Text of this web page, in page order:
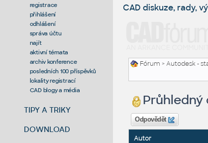
registrace
přihlášení
odhlášení
správa účtu
najít
aktivní témata
archiv konference
posledních 100 příspěvků
lokality registrací
CAD blogy a média
TIPY A TRIKY
DOWNLOAD
CAD diskuze, rady,
Fórum >Autodesk -
Odpovědět
Autor